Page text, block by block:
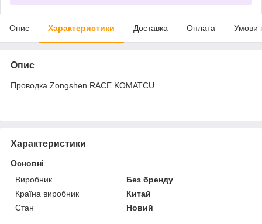
Опис Характеристики Доставка Оплата Умови
Опис
Проводка Zongshen RACE KOMATCU.
Характеристики
Основні
Виробник
Без бренду
Країна виробник
Китай
Стан
Новий